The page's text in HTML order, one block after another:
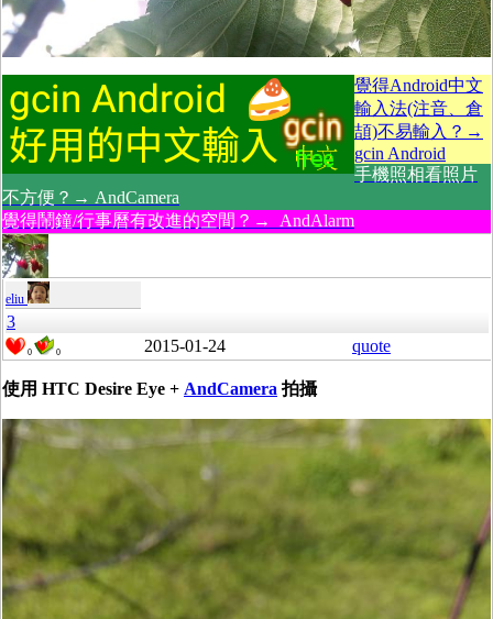
覺得Android中文
輸入法(注音、倉
頡)不易輸入？→
gcin Android
手機照相看照片
不方便？→ AndCamera
覺得鬧鐘/行事曆有改進的空間？→ AndAlarm
eliu
3
0 0 2015-01-24 quote
使用 HTC Desire Eye + AndCamera 拍攝